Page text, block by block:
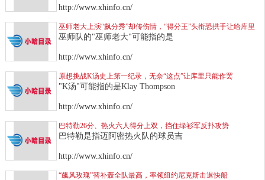
http://www.xhinfo.cn/
巫师老大上演“飙分秀”却传伤情，“得分王”头衔恐拱手让给库里
巫师队的"巫师老大"可能指的是
http://www.xhinfo.cn/
原想挑战K汤史上第一纪录，无奈“这点”让库里只能作罢
"K汤"可能指的是Klay Thompson
http://www.xhinfo.cn/
巴特勒26分、热火六人得分上双，挡住绿衫军反扑攻势
巴特勒是指迈阿密热火队的球员吉
http://www.xhinfo.cn/
“飙风玫瑰”替补轰全队最高，率领纽约尼克斯击退快船